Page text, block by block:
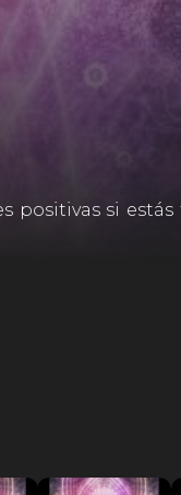
positivas si